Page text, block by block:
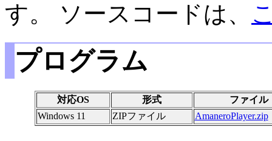
す。 ソースコードは、
プログラム
対応OS 形式
ファイル
Windows 11
ZIPファイル AmaneroPlayer.zip